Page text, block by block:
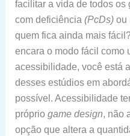
facilitar a vida de todos os
com deficiência (PcDs) ou
quem fica ainda mais
encara o modo fácil como
acessibilidade, você está
desses estúdios em
possível. Acessibilidade
próprio game design, não
opção que altera a